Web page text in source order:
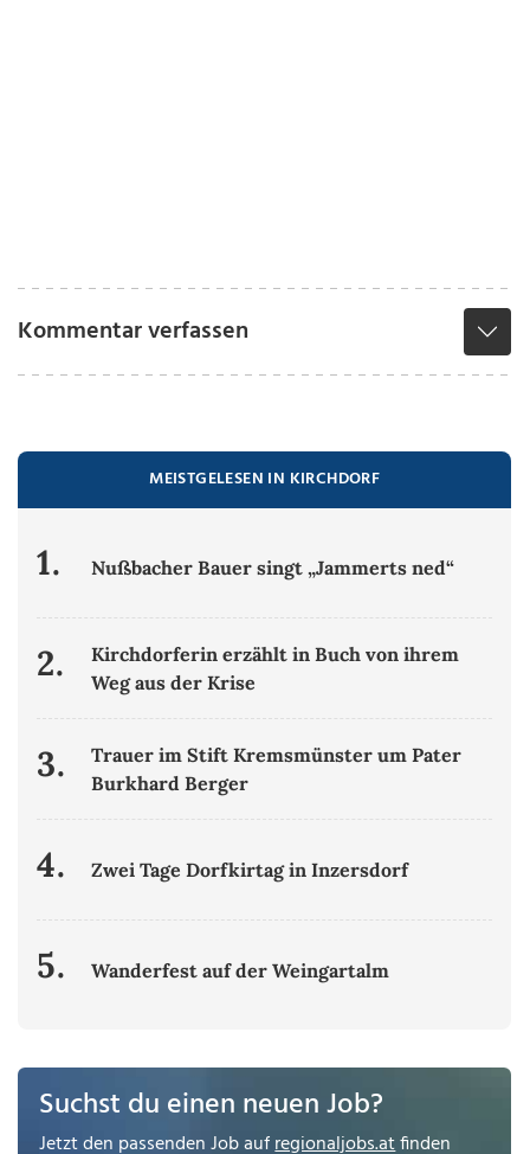
Kommentar verfassen
MEISTGELESEN IN KIRCHDORF
1. Nußbacher Bauer singt „Jammerts ned“
2.
Kirchdorferin erzählt in Buch von ihrem
Weg aus der Krise
3.
Trauer im Stift Kremsmünster um Pater
Burkhard Berger
4. Zwei Tage Dorfkirtag in Inzersdorf
5. Wanderfest auf der Weingartalm
Suchst du einen neuen Job?
Jetzt den passenden Job aufregionaljobs.atfinden